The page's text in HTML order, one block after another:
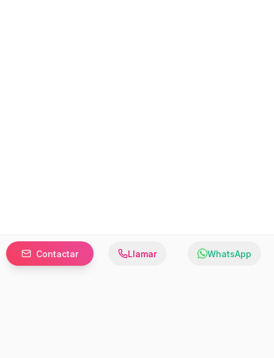
Contactar Llamar WhatsApp